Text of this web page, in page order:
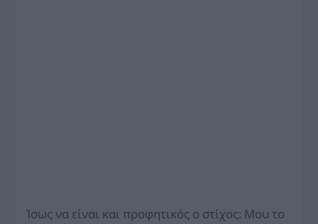
Ίσως να είναι και προφητικός ο στίχος: Μου το